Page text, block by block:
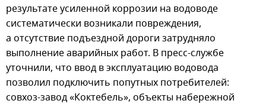
результате усиленной коррозии на водоводе
систематически возникали повреждения,
а отсутствие подъездной дороги затрудняло
выполнение аварийных работ. В пресс-службе
уточнили, что ввод в эксплуатацию водовода
позволил подключить попутных потребителей:
совхоз-завод «Коктебель», объекты набережной